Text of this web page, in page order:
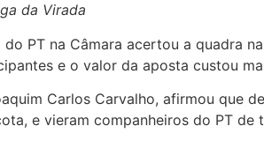
da Virada
PT na Câmara acertou a quadra
e o valor da aposta custou
Carlos Carvalho, afirmou que
e vieram companheiros do PT de